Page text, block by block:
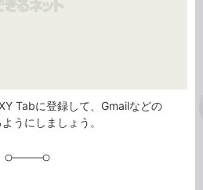
Tabに登録して、Gmailなどの
うにしましょう。